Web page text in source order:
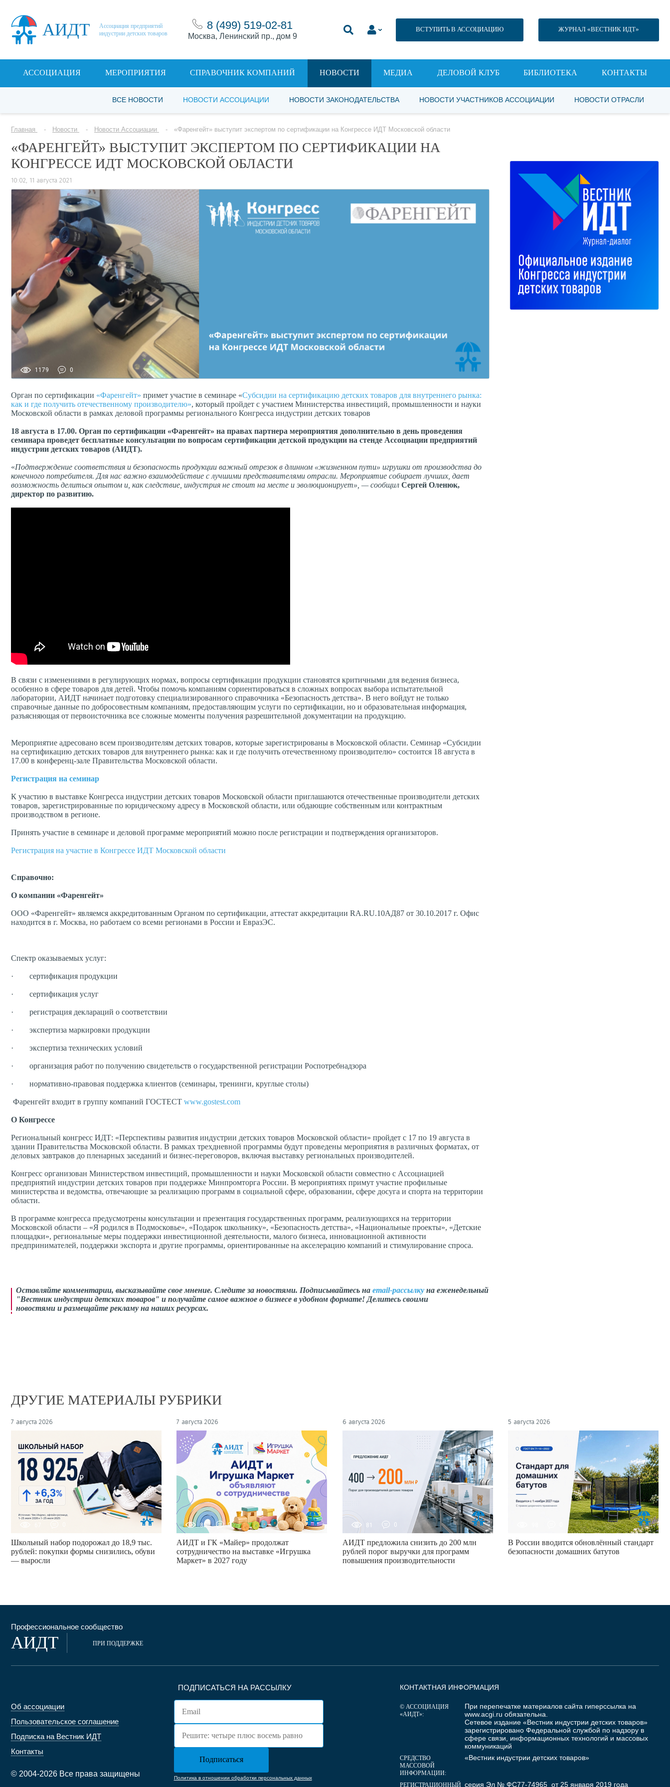
АИДТ
Ассоциация предприятий
индустрии детских товаров
8 (499) 519-02-81
Москва, Ленинский пр., дом 9
ВСТУПИТЬ В АССОЦИАЦИЮ ЖУРНАЛ «ВЕСТНИК ИДТ»
АССОЦИАЦИЯ МЕРОПРИЯТИЯ СПРАВОЧНИК КОМПАНИЙ НОВОСТИ МЕДИА ДЕЛОВОЙ КЛУБ БИБЛИОТЕКА КОНТАКТЫ
ВСЕ НОВОСТИ НОВОСТИ АССОЦИАЦИИ НОВОСТИ ЗАКОНОДАТЕЛЬСТВА НОВОСТИ УЧАСТНИКОВ АССОЦИАЦИИ НОВОСТИ ОТРАСЛИ
Главная Новости Новости Ассоциации «Фаренгейт» выступит экспертом по сертификации на Конгрессе ИДТ Московской области
«ФАРЕНГЕЙТ» ВЫСТУПИТ ЭКСПЕРТОМ ПО СЕРТИФИКАЦИИ НА
КОНГРЕССЕ ИДТ МОСКОВСКОЙ ОБЛАСТИ
10:02, 11 августа 2021
1179 0
Орган по сертификации «Фаренгейт» примет участие в семинаре «Субсидии на сертификацию детских товаров для внутреннего рынка:
как и где получить отечественному производителю», который пройдет с участием Министерства инвестиций, промышленности и науки
Московской области в рамках деловой программы регионального Конгресса индустрии детских товаров
18 августа в 17.00. Орган по сертификации «Фаренгейт» на правах партнера мероприятия дополнительно в день проведения
семинара проведет бесплатные консультации по вопросам сертификации детской продукции на стенде Ассоциации предприятий
индустрии детских товаров (АИДТ).
«Подтверждение соответствия и безопасность продукции важный отрезок в длинном «жизненном пути» игрушки от производства до
конечного потребителя. Для нас важно взаимодействие с лучшими представителями отрасли. Мероприятие собирает лучших, дает
возможность делиться опытом и, как следствие, индустрия не стоит на месте и эволюционирует», — сообщил Сергей Оленюк,
директор по развитию.
В связи с изменениями в регулирующих нормах, вопросы сертификации продукции становятся критичными для ведения бизнеса,
особенно в сфере товаров для детей. Чтобы помочь компаниям сориентироваться в сложных вопросах выбора испытательной
лаборатории, АИДТ начинает подготовку специализированного справочника «Безопасность детства». В него войдут не только
справочные данные по добросовестным компаниям, предоставляющим услуги по сертификации, но и образовательная информация,
разъясняющая от первоисточника все сложные моменты получения разрешительной документации на продукцию.
Мероприятие адресовано всем производителям детских товаров, которые зарегистрированы в Московской области. Семинар «Субсидии
на сертификацию детских товаров для внутреннего рынка: как и где получить отечественному производителю» состоится 18 августа в
17.00 в конференц-зале Правительства Московской области.
Регистрация на семинар
К участию в выставке Конгресса индустрии детских товаров Московской области приглашаются отечественные производители детских
товаров, зарегистрированные по юридическому адресу в Московской области, или обдающие собственным или контрактным
производством в регионе.
Принять участие в семинаре и деловой программе мероприятий можно после регистрации и подтверждения организаторов.
Регистрация на участие в Конгрессе ИДТ Московской области
Справочно:
О компании «Фаренгейт»
ООО «Фаренгейт» являемся аккредитованным Органом по сертификации, аттестат аккредитации RA.RU.10АД87 от 30.10.2017 г. Офис
находится в г. Москва, но работаем со всеми регионами в России и ЕвразЭС.
Спектр оказываемых услуг:
· сертификация продукции
· сертификация услуг
· регистрация деклараций о соответствии
· экспертиза маркировки продукции
· экспертиза технических условий
· организация работ по получению свидетельств о государственной регистрации Роспотребнадзора
· нормативно-правовая поддержка клиентов (семинары, тренинги, круглые столы)
Фаренгейт входит в группу компаний ГОСТЕСТ www.gostest.com
О Конгрессе
Региональный конгресс ИДТ: «Перспективы развития индустрии детских товаров Московской области» пройдет с 17 по 19 августа в
здании Правительства Московской области. В рамках трехдневной программы будут проведены мероприятия в различных форматах, от
деловых завтраков до пленарных заседаний и бизнес-переговоров, включая выставку региональных производителей.
Конгресс организован Министерством инвестиций, промышленности и науки Московской области совместно с Ассоциацией
предприятий индустрии детских товаров при поддержке Минпромторга России. В мероприятиях примут участие профильные
министерства и ведомства, отвечающие за реализацию программ в социальной сфере, образовании, сфере досуга и спорта на территории
области.
В программе конгресса предусмотрены консультации и презентация государственных программ, реализующихся на территории
Московской области – «Я родился в Подмосковье», «Подарок школьнику», «Безопасность детства», «Национальные проекты», «Детские
площадки», региональные меры поддержки инвестиционной деятельности, малого бизнеса, инновационной активности
предпринимателей, поддержки экспорта и другие программы, ориентированные на акселерацию компаний и стимулирование спроса.
Оставляйте комментарии, высказывайте свое мнение. Следите за новостями. Подписывайтесь на email-рассылку на еженедельный
"Вестник индустрии детских товаров" и получайте самое важное о бизнесе в удобном формате! Делитесь своими
новостями и размещайте рекламу на наших ресурсах.
ДРУГИЕ МАТЕРИАЛЫ РУБРИКИ
7 августа 2026
Школьный набор подорожал до 18,9 тыс.
рублей: покупки формы снизились, обуви
— выросли
7 августа 2026
85 0
АИДТ и ГК «Майер» продолжат
сотрудничество на выставке «Игрушка
Маркет» в 2027 году
6 августа 2026
81 0
АИДТ предложила снизить до 200 млн
рублей порог выручки для программ
повышения производительности
5 августа 2026
В России вводится обновлённый стандарт
безопасности домашних батутов
Профессиональное сообщество
АИДТ ПРИ ПОДДЕРЖКЕ
Об ассоциации
Пользовательское соглашение
Подписка на Вестник ИДТ
Контакты
© 2004-2026 Все права защищены
ПОДПИСАТЬСЯ НА РАССЫЛКУ
Политика в отношении обработки персональных данных
КОНТАКТНАЯ ИНФОРМАЦИЯ
© АССОЦИАЦИЯ
«АИДТ»:
При перепечатке материалов сайта гиперссылка на
www.acgi.ru обязательна.
Сетевое издание «Вестник индустрии детских товаров»
зарегистрировано Федеральной службой по надзору в
сфере связи, информационных технологий и массовых
коммуникаций
СРЕДСТВО
МАССОВОЙ
ИНФОРМАЦИИ:
«Вестник индустрии детских товаров»
РЕГИСТРАЦИОННЫЙ серия Эл № ФС77-74965 от 25 января 2019 года